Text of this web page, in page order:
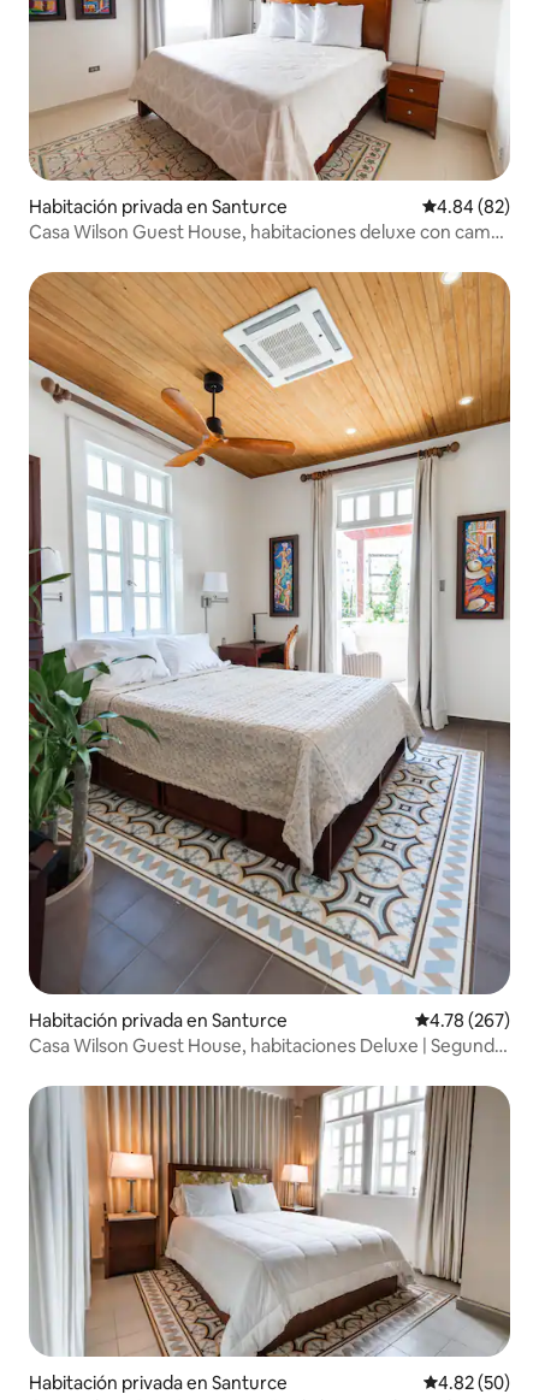
Habitación privada en Santurce Calificación
4.84 (82)
Casa Wilson Guest House, habitaciones deluxe con cama
Habitación privada en Santurce Calificación
4.78 (267)
Casa Wilson Guest House, habitaciones Deluxe | Segundo
Habitación privada en Santurce Calificación
4.82 (50)